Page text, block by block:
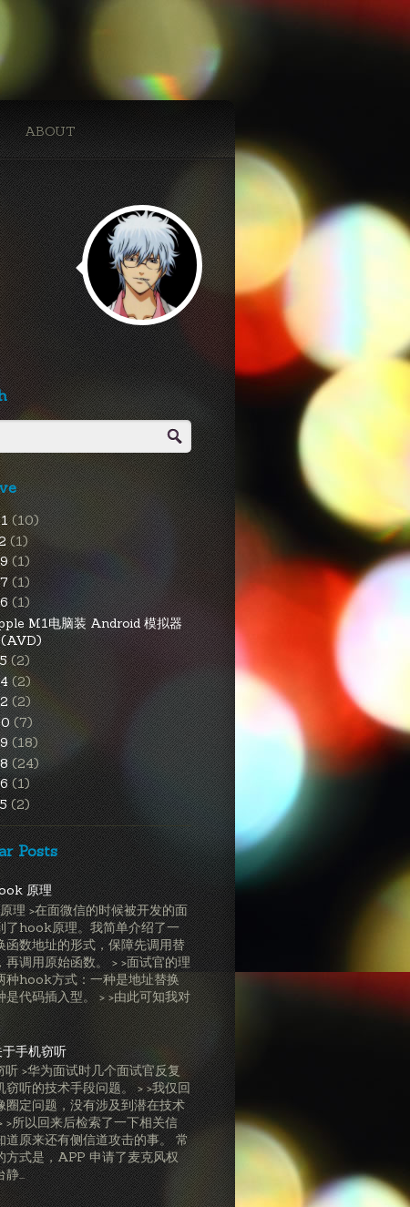
ABOUT
(10)
(1)
(1)
(1)
(1)
M1电脑装 Android 模拟器
(AVD)
(2)
(2)
(2)
(7)
(18)
(24)
(1)
(2)
Posts
原理
理 >在面微信的时候被开发的面
了hook原理。我简单介绍了一
函数地址的形式，保障先调用替
再调用原始函数。 > >面试官的理
种hook方式：一种是地址替换
是代码插入型。 > >由此可知我对
手机窃听
听 >华为面试时几个面试官反复
窃听的技术手段问题。 > >我仅回
圈定问题，没有涉及到潜在技术
>所以回来后检索了一下相关信
道原来还有侧信道攻击的事。 常
方式是，APP 申请了麦克风权
...